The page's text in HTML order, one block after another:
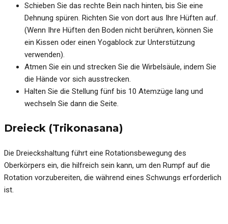
Schieben Sie das rechte Bein nach hinten, bis Sie eine
Dehnung spüren. Richten Sie von dort aus Ihre Hüften auf.
(Wenn Ihre Hüften den Boden nicht berühren, können Sie
ein Kissen oder einen Yogablock zur Unterstützung
verwenden).
Atmen Sie ein und strecken Sie die Wirbelsäule, indem Sie
die Hände vor sich ausstrecken.
Halten Sie die Stellung fünf bis 10 Atemzüge lang und
wechseln Sie dann die Seite.
Dreieck (Trikonasana)
Die Dreieckshaltung führt eine Rotationsbewegung des
Oberkörpers ein, die hilfreich sein kann, um den Rumpf auf die
Rotation vorzubereiten, die während eines Schwungs erforderlich
ist.